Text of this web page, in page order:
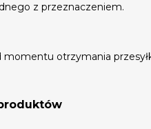
z przeznaczeniem.
otrzymania